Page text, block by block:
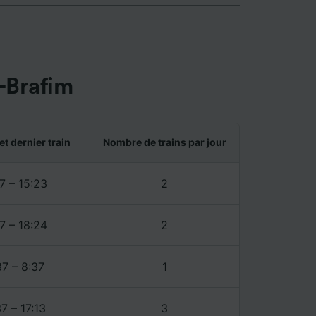
Brafim
dernier train Nombre de trains par jour
– 15:23 2
– 18:24 2
– 8:37 1
– 17:13 3
et